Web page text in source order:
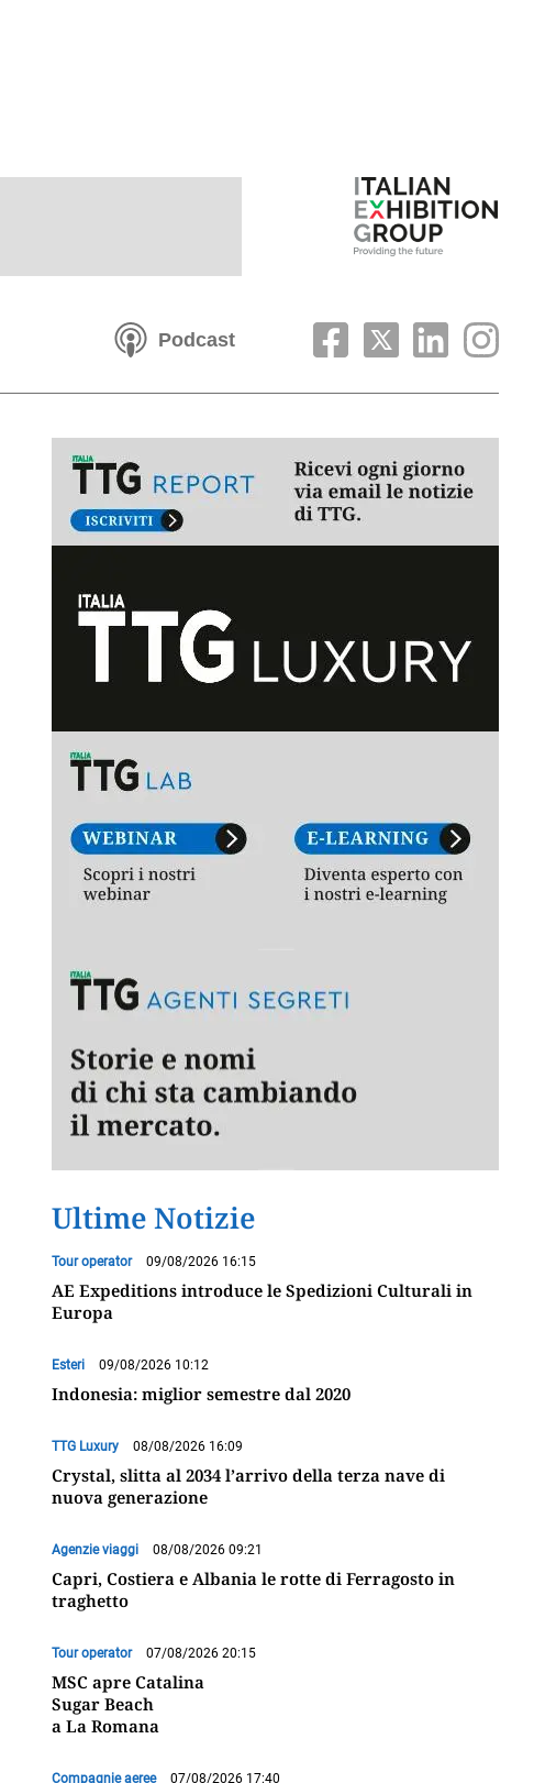
Podcast
Ultime Notizie
Tour operator 09/08/2026 16:15
AE Expeditions introduce le Spedizioni Culturali in
Europa
Esteri 09/08/2026 10:12
Indonesia: miglior semestre dal 2020
TTG Luxury 08/08/2026 16:09
Crystal, slitta al 2034 l’arrivo della terza nave di
nuova generazione
Agenzie viaggi 08/08/2026 09:21
Capri, Costiera e Albania le rotte di Ferragosto in
traghetto
Tour operator 07/08/2026 20:15
MSC apre Catalina
Sugar Beach
a La Romana
Compagnie aeree 07/08/2026 17:40